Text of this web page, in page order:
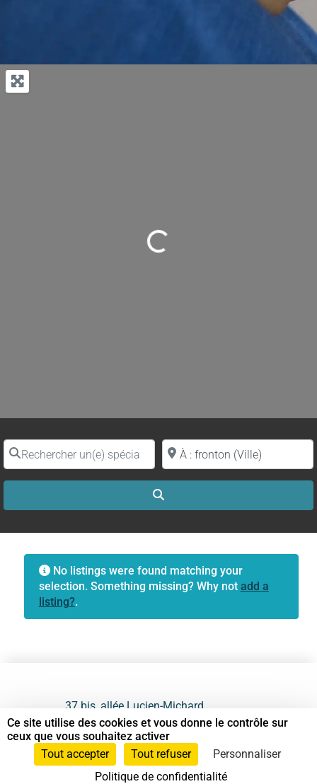
Loading...
Rechercher un(e) spécialiste par nomProche de (ville ou région)
No listings were found matching your
selection. Something missing? Why not add a
listing?.
37 bis, allée Lucien-Michard
93190 Livry-Gargan
06 61 87 28 09
Ce site utilise des cookies et vous donne le contrôle sur
ceux que vous souhaitez activer
Tout accepter
Tout refuser
Personnaliser
Politique de confidentialité